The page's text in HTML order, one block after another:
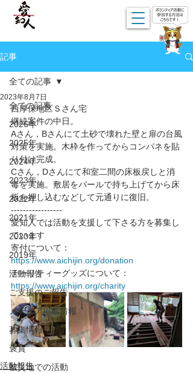
記事
全ての記事
2026年
2025年
2024年
2023年
2022年
2021年
2020年
2019年
活動報告
ご支援のご報告
メディア掲載情報
募集情報
褒賞
被災地での活動
全ての記事
2023年8月7日
西厚保地区Ｓさん宅
継続案件の中日。
Aさん，Bさんにて土砂で壊れた壁と扉の台風
対策を実施。木枠を作ってからコンパネを貼
り付け完成。
Cさん，Dさんにて和室二間の床板戻しと消
毒を実施。敷居をバールで持ち上げてから床
板を押し込むなどして元通りに復旧。
-----------------
愛知人では活動を支援して下さる方を募集し
ています
寄付について：
https://www.aichijin.org/donation
チャリティーグッズについて：
https://www.aichijin.org/charity
活動報告